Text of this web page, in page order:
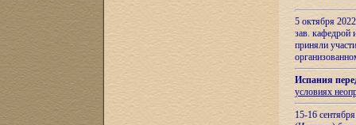
5 октября
зав.
приняли
Испания
условиях
15-16